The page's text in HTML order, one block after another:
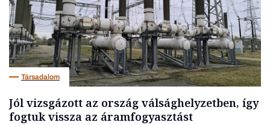
Társadalom
Jól vizsgázott az ország válsághelyzetben, így
fogtuk vissza az áramfogyasztást